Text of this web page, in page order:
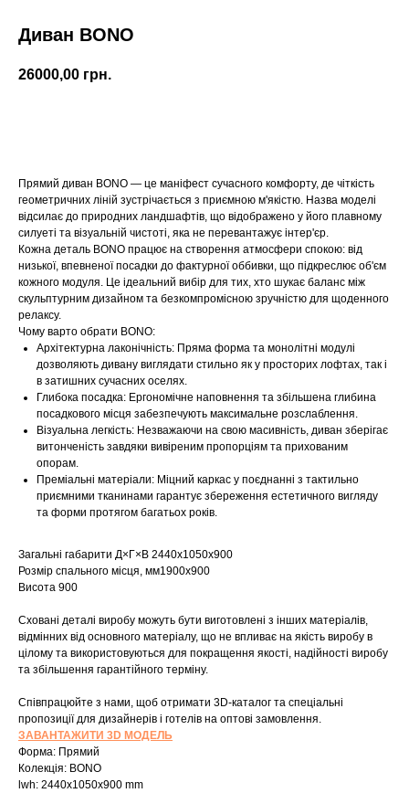
Диван BONO
26000,00 грн.
Прямий диван BONO — це маніфест сучасного комфорту, де чіткість
геометричних ліній зустрічається з приємною м'якістю. Назва моделі
відсилає до природних ландшафтів, що відображено у його плавному
силуеті та візуальній чистоті, яка не перевантажує інтер'єр.
Кожна деталь BONO працює на створення атмосфери спокою: від
низької, впевненої посадки до фактурної оббивки, що підкреслює об'єм
кожного модуля. Це ідеальний вибір для тих, хто шукає баланс між
скульптурним дизайном та безкомпромісною зручністю для щоденного
релаксу.
Чому варто обрати BONO:
Архітектурна лаконічність: Пряма форма та монолітні модулі
дозволяють дивану виглядати стильно як у просторих лофтах, так і
в затишних сучасних оселях.
Глибока посадка: Ергономічне наповнення та збільшена глибина
посадкового місця забезпечують максимальне розслаблення.
Візуальна легкість: Незважаючи на свою масивність, диван зберігає
витонченість завдяки вивіреним пропорціям та прихованим
опорам.
Преміальні матеріали: Міцний каркас у поєднанні з тактильно
приємними тканинами гарантує збереження естетичного вигляду
та форми протягом багатьох років.
Загальні габарити Д×Г×В 2440х1050х900
Розмір спального місця, мм1900х900
Висота 900
Сховані деталі виробу можуть бути виготовлені з інших матеріалів,
відмінних від основного матеріалу, що не впливає на якість виробу в
цілому та використовуються для покращення якості, надійності виробу
та збільшення гарантійного терміну.
Співпрацюйте з нами, щоб отримати 3D-каталог та спеціальні
пропозиції для дизайнерів і готелів на оптові замовлення.
ЗАВАНТАЖИТИ 3D МОДЕЛЬ
Форма: Прямий
Колекція: BONO
lwh: 2440x1050x900 mm
Шоурум
Tekstura
Заплануйте візит у простір створений
для вас
Записатися